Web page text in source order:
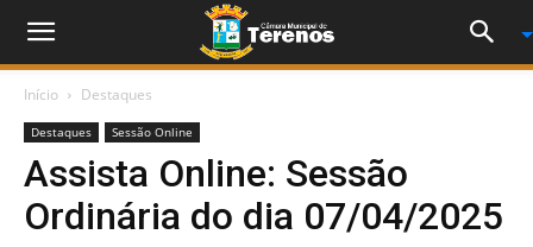
Início Destaques
Destaques Sessão Online
Assista Online: Sessão
Ordinária do dia 07/04/2025